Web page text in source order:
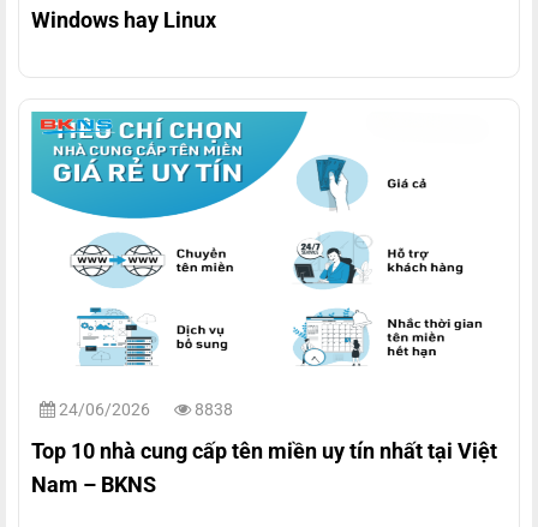
Windows hay Linux
24/06/2026 8838
Top 10 nhà cung cấp tên miền uy tín nhất tại Việt
Nam – BKNS